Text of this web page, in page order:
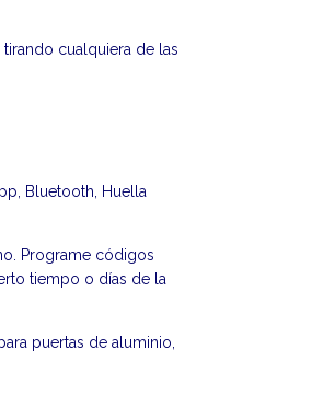
cualquiera de las
Bluetooth, Huella
Programe códigos
tiempo o días de la
puertas de aluminio,